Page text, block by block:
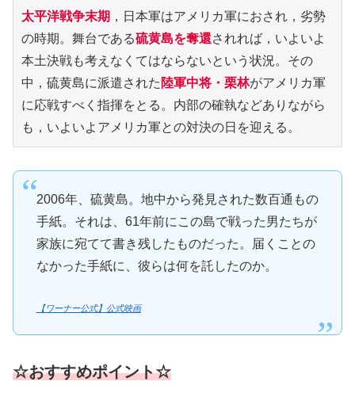
太平洋戦争末期 ，日本軍はアメリカ軍におされ，劣勢
の時期。舞台である硫黄島を奪還されれば，いよいよ
本土決戦も考えなくてはならないという状況。その
中，硫黄島に派遣された 陸軍中将・栗林がアメリカ軍
に応戦すべく指揮をとる。内部の確執などありながら
も，いよいよアメリカ軍との対決の日を迎える。
2006年、硫黄島。地中から発見された数百通もの
手紙。それは、61年前にこの島で戦った男たちが
家族に宛てて書き残したものだった。届くことの
なかった手紙に、彼らは何を託したのか。
【ワーナー公式】公式映画
☆おすすめポイント☆